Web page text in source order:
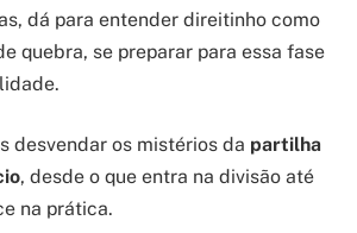
dá para entender direitinho como
quebra, se preparar para essa fase
desvendar os mistérios da partilha
, desde o que entra na divisão até
na prática.